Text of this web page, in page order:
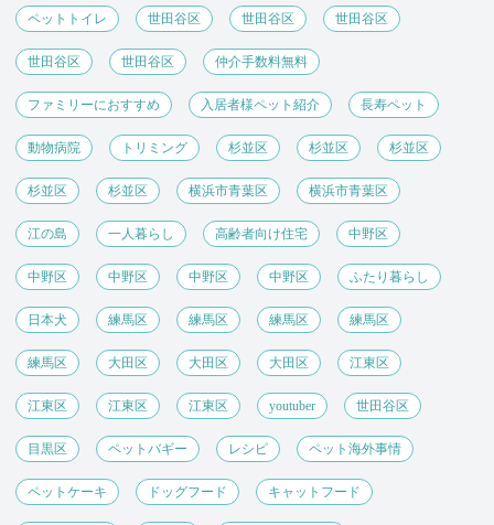
ペットトイレ 世田谷区 世田谷区 世田谷区
世田谷区 世田谷区 仲介手数料無料
ファミリーにおすすめ 入居者様ペット紹介 長寿ペット
動物病院 トリミング 杉並区 杉並区 杉並区
杉並区 杉並区 横浜市青葉区 横浜市青葉区
江の島 一人暮らし 高齢者向け住宅 中野区
中野区 中野区 中野区 中野区 ふたり暮らし
日本犬 練馬区 練馬区 練馬区 練馬区
練馬区 大田区 大田区 大田区 江東区
江東区 江東区 江東区 youtuber 世田谷区
目黒区 ペットバギー レシピ ペット海外事情
ペットケーキ ドッグフード キャットフード